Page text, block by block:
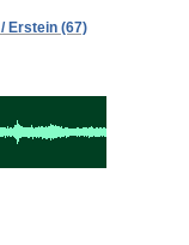
Erstein (67)